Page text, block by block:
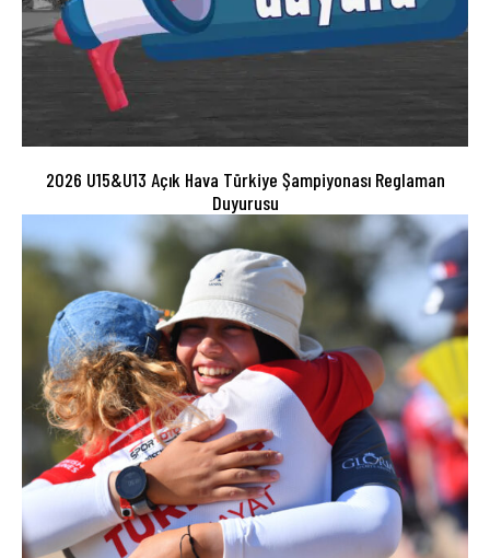
2026 U15&U13 Açık Hava Türkiye Şampiyonası Reglaman
Duyurusu